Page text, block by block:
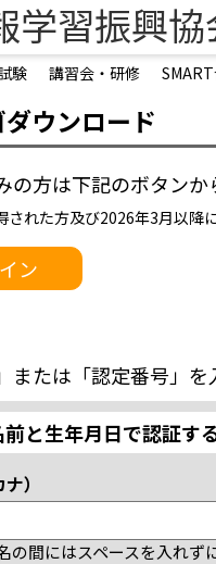
学習振興協
験
築
験 講習会・研修
ウンロード
方は下記のボタンか
れた方及び2026年3月以降
ン
たは「認定番号」を
前と生年月日で認証す
）
の間にはスペースを入れず